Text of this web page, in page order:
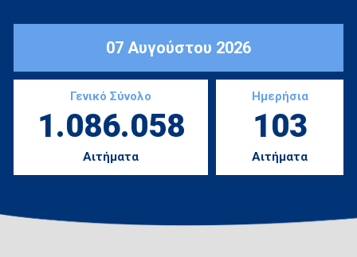
07 Αυγούστου 2026
Γενικό Σύνολο
1.086.058
Αιτήματα
Ημερήσια
103
Αιτήματα